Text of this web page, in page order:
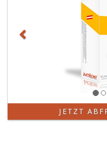
JETZT